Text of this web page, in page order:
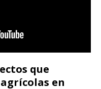
que
en